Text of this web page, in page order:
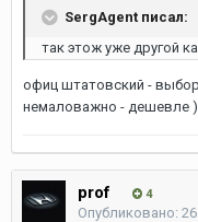
SergAgent писал:
так этож уже другой
офиц штатовский -
немаловажно - дешевле
prof 4
Опубликовано: